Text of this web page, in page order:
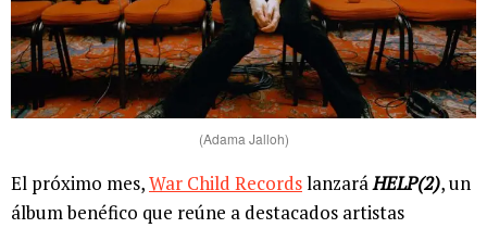
(Adama Jalloh)
El próximo mes,War Child RecordslanzaráHELP(2), un
álbum benéfico que reúne a destacados artistas